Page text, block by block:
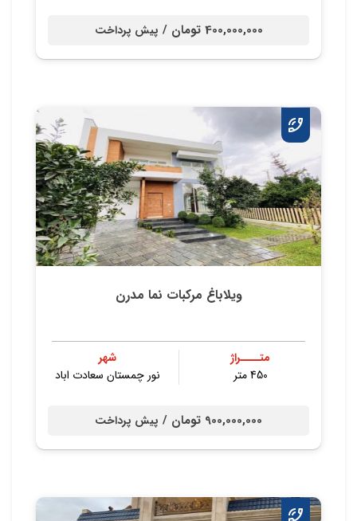
400,000,000 تومان / پیش پرداخت
ویلاباغ مرکبات نما مدرن
متــــراژ
450 متر
شهر
نور چمستان سعادت اباد
900,000,000 تومان / پیش پرداخت